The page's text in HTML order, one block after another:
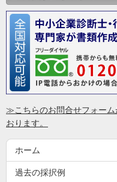
≫こちらのお問合せフォーム
おります。
ホーム
過去の採択例